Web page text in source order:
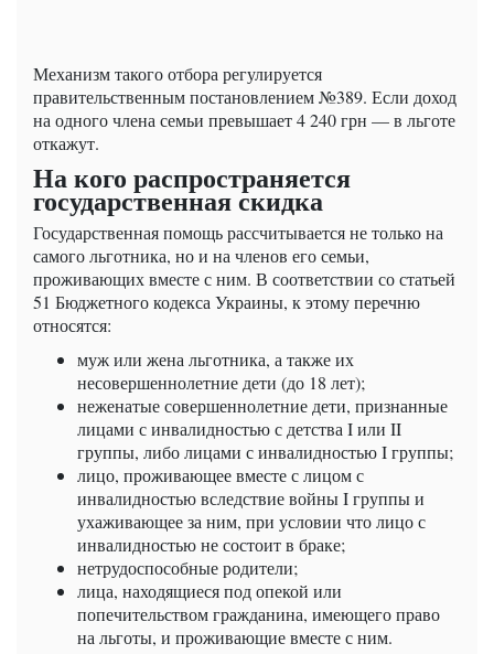
Механизм такого отбора регулируется
правительственным постановлением №389. Если доход
на одного члена семьи превышает 4 240 грн — в льготе
откажут.
На кого распространяется
государственная скидка
Государственная помощь рассчитывается не только на
самого льготника, но и на членов его семьи,
проживающих вместе с ним. В соответствии со статьей
51 Бюджетного кодекса Украины, к этому перечню
относятся:
муж или жена льготника, а также их
несовершеннолетние дети (до 18 лет);
неженатые совершеннолетние дети, признанные
лицами с инвалидностью с детства I или II
группы, либо лицами с инвалидностью I группы;
лицо, проживающее вместе с лицом с
инвалидностью вследствие войны I группы и
ухаживающее за ним, при условии что лицо с
инвалидностью не состоит в браке;
нетрудоспособные родители;
лица, находящиеся под опекой или
попечительством гражданина, имеющего право
на льготы, и проживающие вместе с ним.